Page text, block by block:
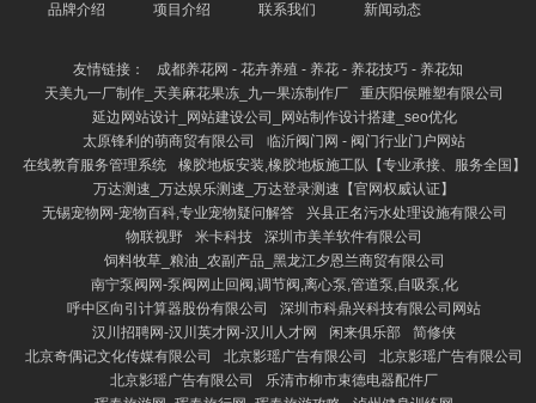
品牌介绍 项目介绍 联系我们 新闻动态
友情链接：
成都养花网 - 花卉养殖 - 养花 - 养花技巧 - 养花知
天美九一厂制作_天美麻花果冻_九一果冻制作厂
重庆阳侯雕塑有限公司
延边网站设计_网站建设公司_网站制作设计搭建_seo优化
太原锋利的萌商贸有限公司
临沂阀门网 - 阀门行业门户网站
在线教育服务管理系统
橡胶地板安装,橡胶地板施工队【专业承接、服务全国】
万达测速_万达娱乐测速_万达登录测速【官网权威认证】
无锡宠物网-宠物百科,专业宠物疑问解答
兴县正名污水处理设施有限公司
物联视野
米卡科技
深圳市美羊软件有限公司
饲料牧草_粮油_农副产品_黑龙江夕恩兰商贸有限公司
南宁泵阀网-泵阀网止回阀,调节阀,离心泵,管道泵,自吸泵,化
呼中区向引计算器股份有限公司
深圳市科鼎兴科技有限公司网站
汉川招聘网-汉川英才网-汉川人才网
闲来俱乐部
简修侠
北京奇偶记文化传媒有限公司
北京影瑶广告有限公司
北京影瑶广告有限公司
北京影瑶广告有限公司
乐清市柳市束德电器配件厂